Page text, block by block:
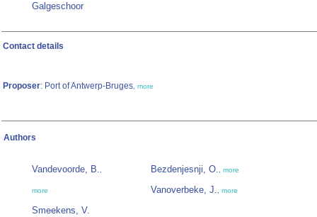
Galgeschoor
Contact details
Proposer: Port of Antwerp-Bruges, more
Authors
Vandevoorde, B.,
more
Smeekens, V.
Bezdenjesnji, O., more
Vanoverbeke, J., more